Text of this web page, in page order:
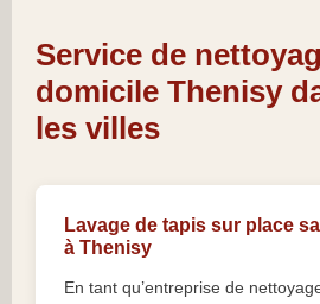
Service de
domicile Thenisy
les villes
Lavage de tapis sur place
à Thenisy
En tant qu’entreprise de